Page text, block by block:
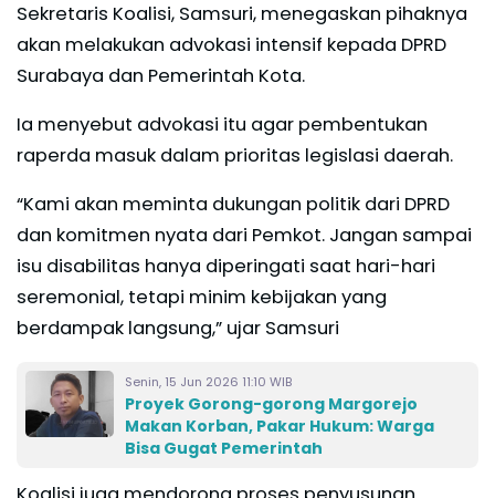
Sekretaris Koalisi, Samsuri, menegaskan pihaknya
akan melakukan advokasi intensif kepada DPRD
Surabaya dan Pemerintah Kota.
Ia menyebut advokasi itu agar pembentukan
raperda masuk dalam prioritas legislasi daerah.
“Kami akan meminta dukungan politik dari DPRD
dan komitmen nyata dari Pemkot. Jangan sampai
isu disabilitas hanya diperingati saat hari-hari
seremonial, tetapi minim kebijakan yang
berdampak langsung,” ujar Samsuri
Senin, 15 Jun 2026 11:10 WIB
Proyek Gorong-gorong Margorejo
Makan Korban, Pakar Hukum: Warga
Bisa Gugat Pemerintah